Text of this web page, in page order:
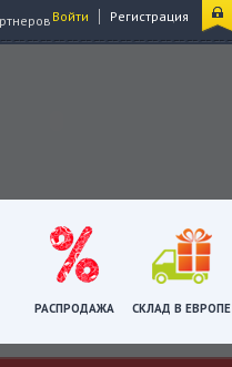
Войти | Регистрация
РАСПРОДАЖА СКЛАД В ЕВРОПЕ